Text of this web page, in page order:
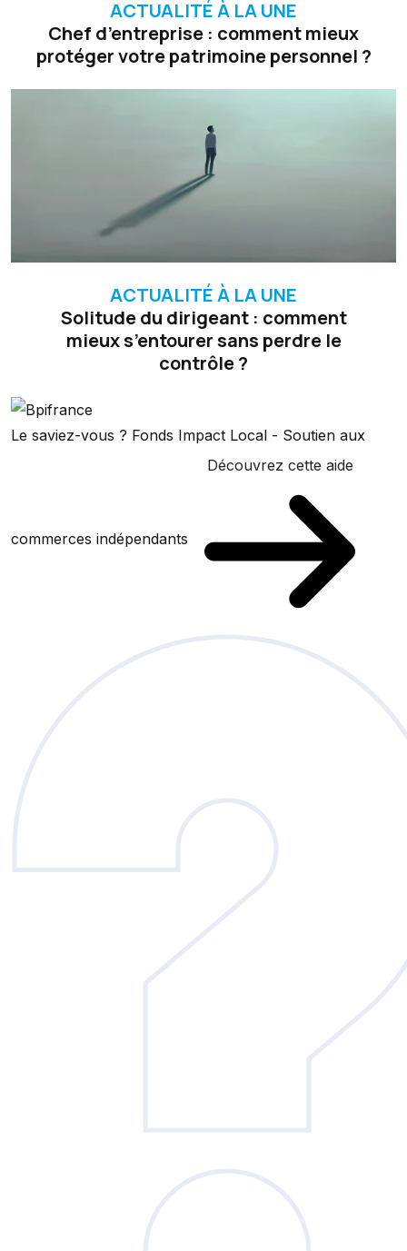
ACTUALITÉ À LA UNE
Chef d’entreprise : comment mieux
protéger votre patrimoine personnel ?
ACTUALITÉ À LA UNE
Solitude du dirigeant : comment
mieux s’entourer sans perdre le
contrôle ?
Le saviez-vous ? Fonds Impact Local - Soutien aux
commerces indépendants
Découvrez cette aide